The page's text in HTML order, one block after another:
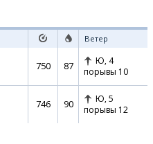
Ветер
750 87 Ю, 4
порывы 10
746 90 Ю, 5
порывы 12